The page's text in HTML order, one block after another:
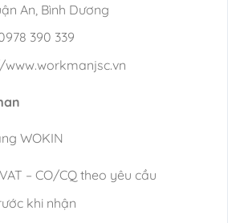
An, Bình Dương
390 339
WOKIN
– CO/CQ theo yêu cầu
khi nhận